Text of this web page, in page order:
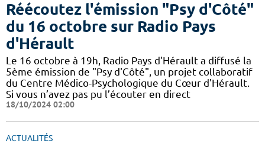
Réécoutez l'émission "Psy d'Côté"
du 16 octobre sur Radio Pays
d'Hérault
Le 16 octobre à 19h, Radio Pays d'Hérault a diffusé la
5ème émission de "Psy d'Côté", un projet collaboratif
du Centre Médico-Psychologique du Cœur d'Hérault.
Si vous n’avez pas pu l’écouter en direct
18/10/2024 02:00
ACTUALITÉS